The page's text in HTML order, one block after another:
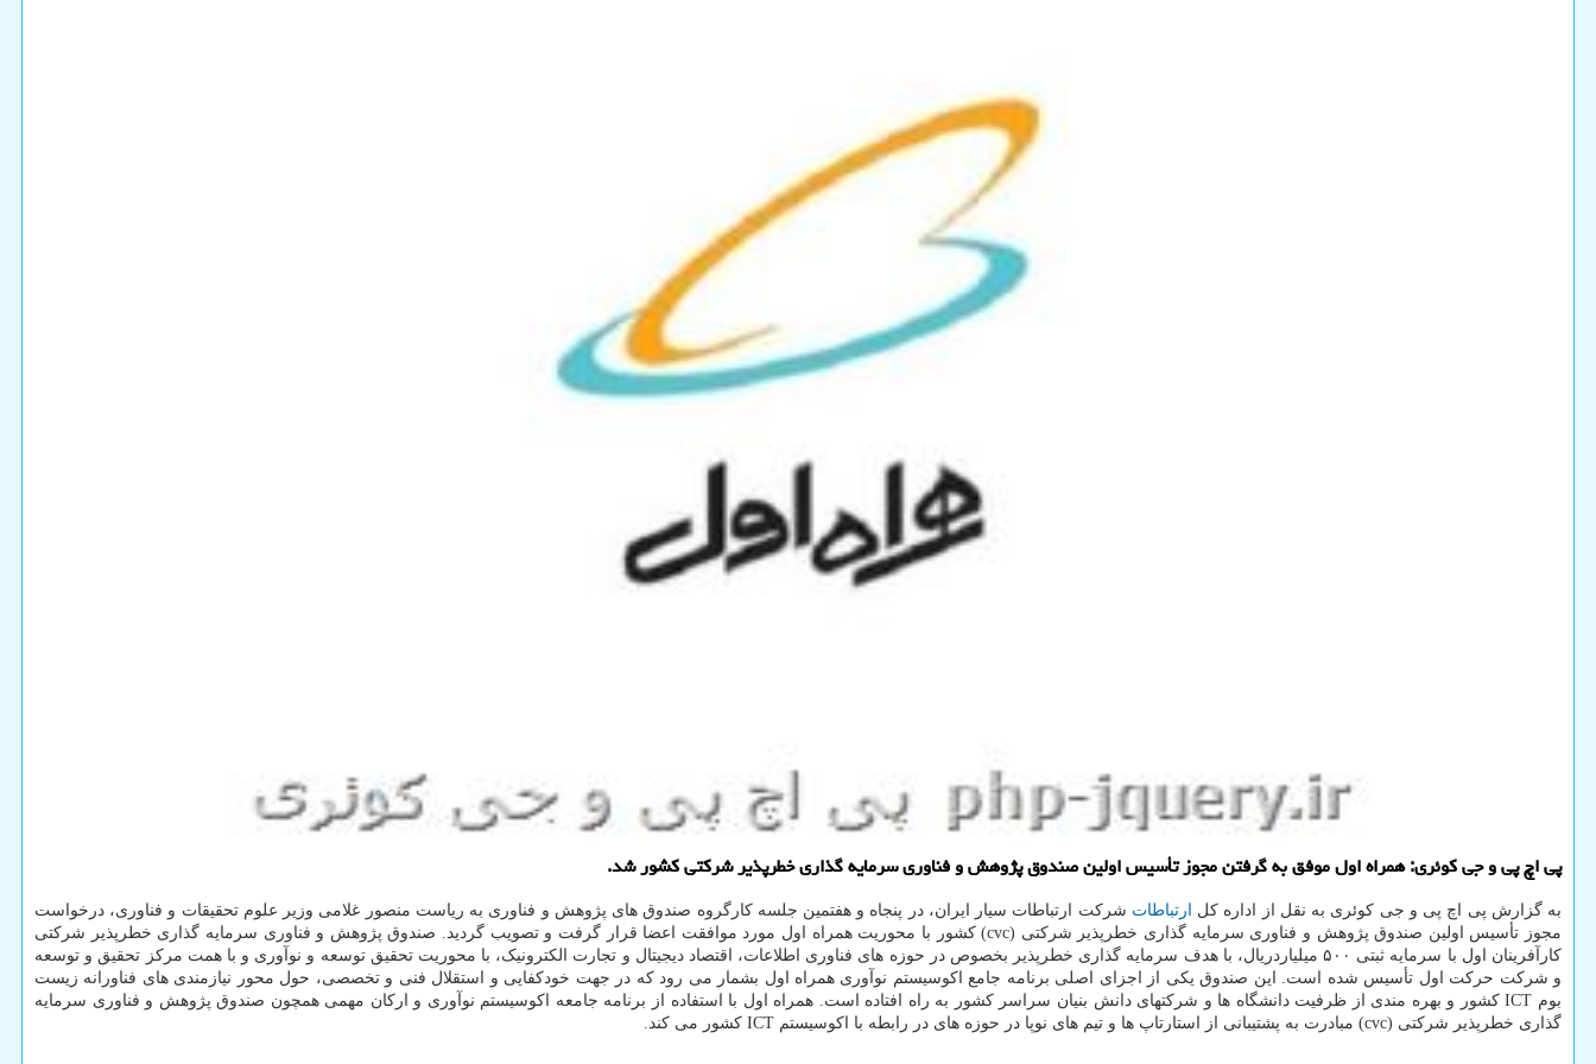
پی اچ پی و جی کوئری: همراه اول موفق به گرفتن مجوز تأسیس اولین صندوق پژوهش و فناوری سرمایه گذاری خطرپذیر شرکتی کشور شد.
به گزارش پی اچ پی و جی کوئری به نقل از اداره کل ارتباطات شرکت ارتباطات سیار ایران، در پنجاه و هفتمین جلسه کارگروه صندوق های پژوهش و فناوری به ریاست منصور غلامی وزیر علوم تحقیقات و فناوری، درخواست
مجوز تأسیس اولین صندوق پژوهش و فناوری سرمایه گذاری خطرپذیر شرکتی (cvc) کشور با محوریت همراه اول مورد موافقت اعضا قرار گرفت و تصویب گردید. صندوق پژوهش و فناوری سرمایه گذاری خطرپذیر شرکتی
کارآفرینان اول با سرمایه ثبتی ۵۰۰ میلیاردریال، با هدف سرمایه گذاری خطرپذیر بخصوص در حوزه های فناوری اطلاعات، اقتصاد دیجیتال و تجارت الکترونیک، با محوریت تحقیق توسعه و نوآوری و با همت مرکز تحقیق و توسعه
و شرکت حرکت اول تأسیس شده است. این صندوق یکی از اجزای اصلی برنامه جامع اکوسیستم نوآوری همراه اول بشمار می رود که در جهت خودکفایی و استقلال فنی و تخصصی، حول محور نیازمندی های فناورانه زیست
بوم ICT کشور و بهره مندی از ظرفیت دانشگاه ها و شرکتهای دانش بنیان سراسر کشور به راه افتاده است. همراه اول با استفاده از برنامه جامعه اکوسیستم نوآوری و ارکان مهمی همچون صندوق پژوهش و فناوری سرمایه
گذاری خطرپذیر شرکتی (cvc) مبادرت به پشتیبانی از استارتاپ ها و تیم های نوپا در حوزه های در رابطه با اکوسیستم ICT کشور می کند.